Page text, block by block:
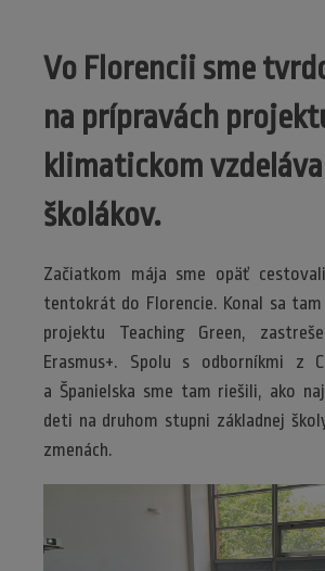
Vo Florencii sme
na prípravách
klimatickom
školákov.
Začiatkom mája sme opäť
tentokrát do Florencie. Konal sa
projektu Teaching Green,
Erasmus+. Spolu s odborníkmi z
a Španielska sme tam riešili, ako
deti na druhom stupni základnej
zmenách.